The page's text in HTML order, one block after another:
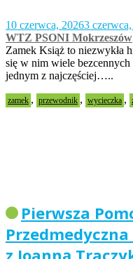
10 czerwca, 20263
WTZ PSONI Mokrzeszów
Zamek Książ to niezwykła
się w nim wiele
jednym z najczęściej…..
zamek , przewodnik , wycieczka ,
Pierwsza